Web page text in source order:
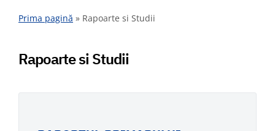
Prima pagină » Rapoarte si Studii
Rapoarte si Studii